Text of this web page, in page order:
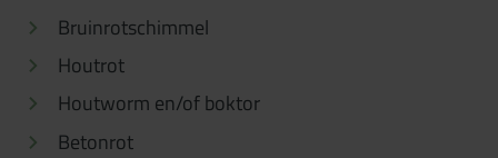
Bruinrotschimmel
Houtrot
Houtworm en/of boktor
Betonrot